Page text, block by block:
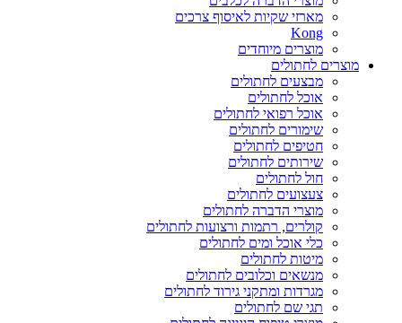
מארזי שקיות לאיסוף צרכים
Kong
מוצרים מיוחדים
מוצרים לחתולים
מבצעים לחתולים
אוכל לחתולים
אוכל רפואי לחתולים
שימורים לחתולים
חטיפים לחתולים
שירותים לחתולים
חול לחתולים
צעצועים לחתולים
מוצרי הדברה לחתולים
קולרים, רתמות ורצועות לחתולים
כלי אוכל ומים לחתולים
מיטות לחתולים
מנשאים וכלובים לחתולים
מגרדות ומתקני גירוד לחתולים
תגי שם לחתולים